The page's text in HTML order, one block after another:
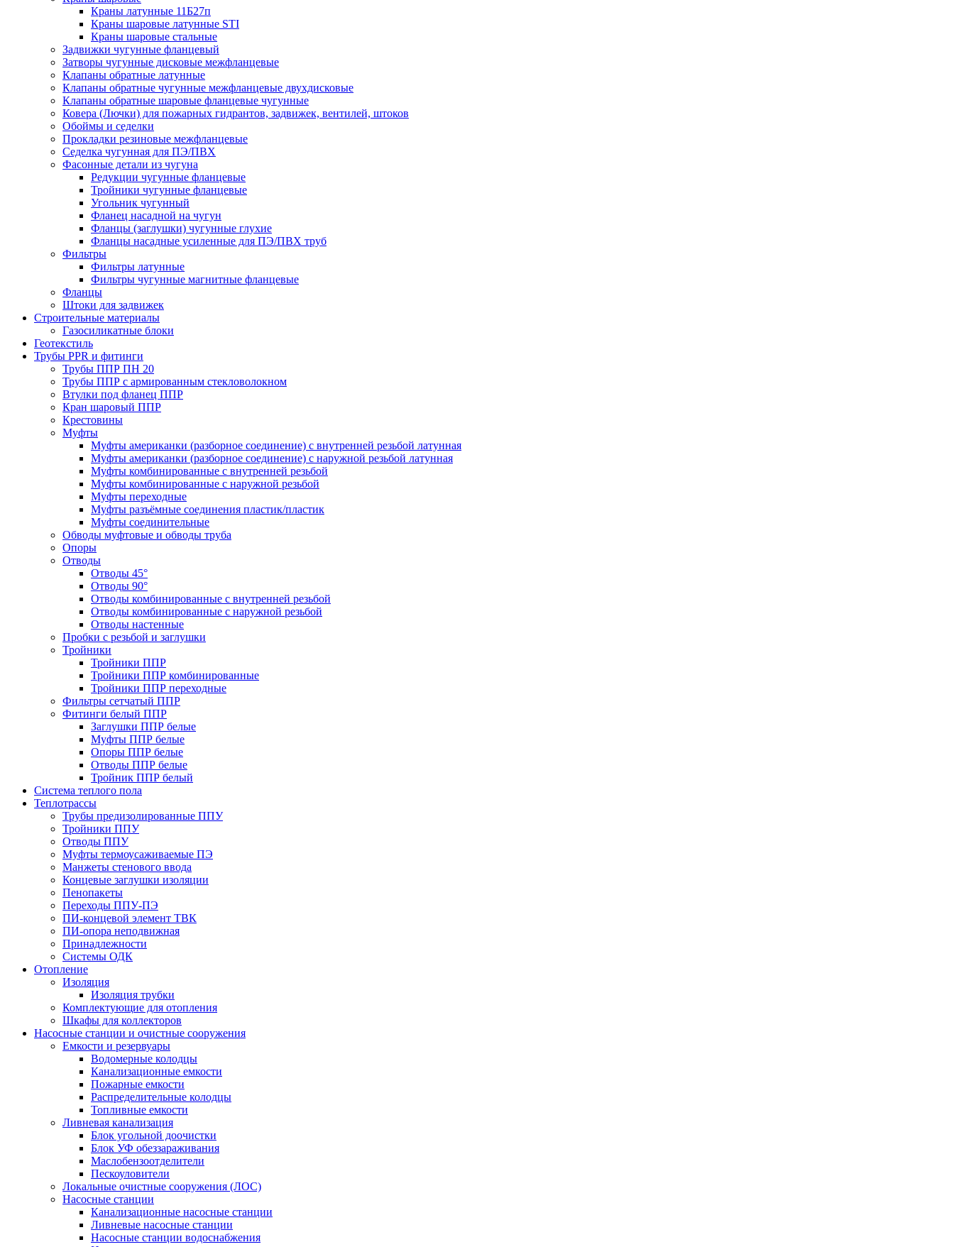
Краны латунные 11Б27п
Краны шаровые латунные STI
Краны шаровые стальные
Задвижки чугунные фланцевый
Затворы чугунные дисковые межфланцевые
Клапаны обратные латунные
Клапаны обратные чугунные межфланцевые двухдисковые
Клапаны обратные шаровые фланцевые чугунные
Ковера (Лючки) для пожарных гидрантов, задвижек, вентилей, штоков
Обоймы и седелки
Прокладки резиновые межфланцевые
Седелка чугунная для ПЭ/ПВХ
Фасонные детали из чугуна
Редукции чугунные фланцевые
Тройники чугунные фланцевые
Угольник чугунный
Фланец насадной на чугун
Фланцы (заглушки) чугунные глухие
Фланцы насадные усиленные для ПЭ/ПВХ труб
Фильтры
Фильтры латунные
Фильтры чугунные магнитные фланцевые
Фланцы
Штоки для задвижек
Строительные материалы
Газосиликатные блоки
Геотекстиль
Трубы PPR и фитинги
Трубы ППР ПН 20
Трубы ППР с армированным стекловолокном
Втулки под фланец ППР
Кран шаровый ППР
Крестовины
Муфты
Муфты американки (разборное соединение) с внутренней резьбой латунная
Муфты американки (разборное соединение) с наружной резьбой латунная
Муфты комбинированные с внутренней резьбой
Муфты комбинированные с наружной резьбой
Муфты переходные
Муфты разъёмные соединения пластик/пластик
Муфты соединительные
Обводы муфтовые и обводы труба
Опоры
Отводы
Отводы 45°
Отводы 90°
Отводы комбинированные с внутренней резьбой
Отводы комбинированные с наружной резьбой
Отводы настенные
Пробки с резьбой и заглушки
Тройники
Тройники ППР
Тройники ППР комбинированные
Тройники ППР переходные
Фильтры сетчатый ППР
Фитинги белый ППР
Заглушки ППР белые
Муфты ППР белые
Опоры ППР белые
Отводы ППР белые
Тройник ППР белый
Система теплого пола
Теплотрассы
Трубы предизолированные ППУ
Тройники ППУ
Отводы ППУ
Муфты термоусаживаемые ПЭ
Манжеты стенового ввода
Концевые заглушки изоляции
Пенопакеты
Переходы ППУ-ПЭ
ПИ-концевой элемент ТВК
ПИ-опора неподвижная
Принадлежности
Системы ОДК
Отопление
Изоляция
Изоляция трубки
Комплектующие для отопления
Шкафы для коллекторов
Насосные станции и очистные сооружения
Емкости и резервуары
Водомерные колодцы
Канализационные емкости
Пожарные емкости
Распределительные колодцы
Топливные емкости
Ливневая канализация
Блок угольной доочистки
Блок УФ обеззараживания
Маслобензоотделители
Пескоуловители
Локальные очистные сооружения (ЛОС)
Насосные станции
Канализационные насосные станции
Ливневые насосные станции
Насосные станции водоснабжения